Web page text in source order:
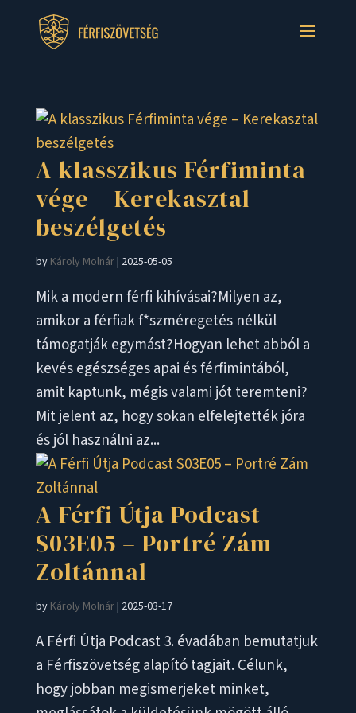
A klasszikus Férfiminta
vége – Kerekasztal
beszélgetés
by Károly Molnár| 2025-05-05
Mik a modern férfi kihívásai?Milyen az,
amikor a férfiak f*szméregetés nélkül
támogatják egymást?Hogyan lehet abból a
kevés egészséges apai és férfimintából,
amit kaptunk, mégis valami jót teremteni?
Mit jelent az, hogy sokan elfelejtették jóra
és jól használni az...
A Férfi Útja Podcast
S03E05 – Portré Zám
Zoltánnal
by Károly Molnár| 2025-03-17
A Férfi Útja Podcast 3. évadában bemutatjuk
a Férfiszövetség alapító tagjait. Célunk,
hogy jobban megismerjeket minket,